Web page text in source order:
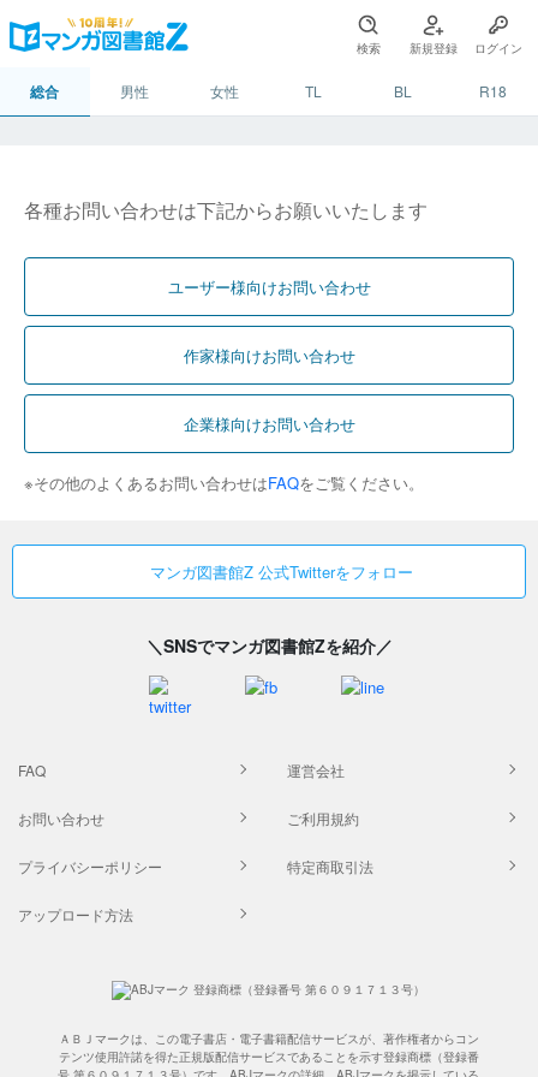
検索 新規登録 ログイン
総合 男性 女性 TL BL R18
各種お問い合わせは下記からお願いいたします
ユーザー様向けお問い合わせ
作家様向けお問い合わせ
企業様向けお問い合わせ
※その他のよくあるお問い合わせはFAQをご覧ください。
マンガ図書館Z 公式Twitterをフォロー
＼SNSでマンガ図書館Zを紹介／
FAQ 運営会社
お問い合わせ ご利用規約
プライバシーポリシー 特定商取引法
アップロード方法
ＡＢＪマークは、この電子書店・電子書籍配信サービスが、著作権者からコン
テンツ使用許諾を得た正規版配信サービスであることを示す登録商標（登録番